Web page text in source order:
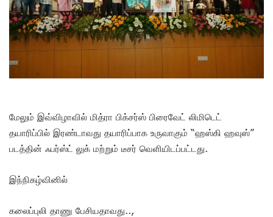
மேலும் இவ்விழாவில் மித்ரா பிக்சர்ஸ் பிரைவேட் லிமிடெட்
தயாரிப்பில் இரண்டாவது தயாரிப்பாக உருவாகும் “ஹஸ்கி ஹவுஸ்”
படத்தின் ஃபர்ஸ்ட் லுக் மற்றும் டீசர் வெளியிடப்பட்டது.
இந்நிகழ்வினில்
கலைப்புலி தாணு பேசியதாவது..,